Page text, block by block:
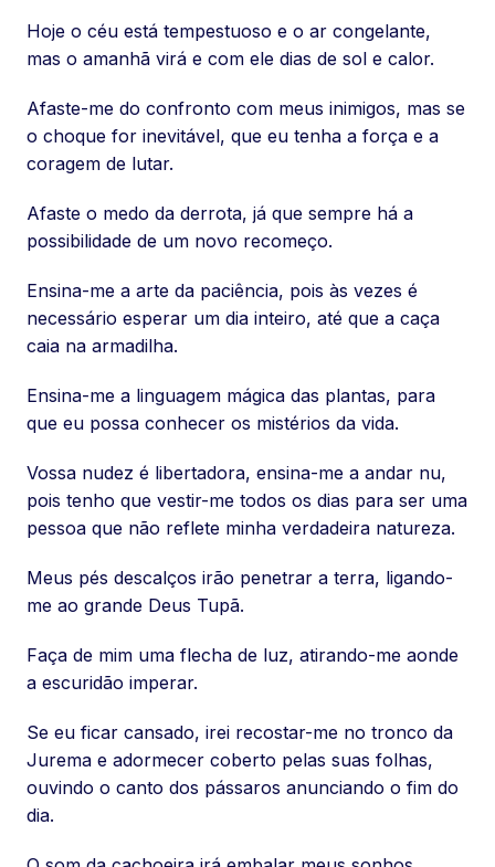
Hoje o céu está tempestuoso e o ar congelante,
mas o amanhã virá e com ele dias de sol e calor.
Afaste-me do confronto com meus inimigos, mas se
o choque for inevitável, que eu tenha a força e a
coragem de lutar.
Afaste o medo da derrota, já que sempre há a
possibilidade de um novo recomeço.
Ensina-me a arte da paciência, pois às vezes é
necessário esperar um dia inteiro, até que a caça
caia na armadilha.
Ensina-me a linguagem mágica das plantas, para
que eu possa conhecer os mistérios da vida.
Vossa nudez é libertadora, ensina-me a andar nu,
pois tenho que vestir-me todos os dias para ser uma
pessoa que não reflete minha verdadeira natureza.
Meus pés descalços irão penetrar a terra, ligando-
me ao grande Deus Tupã.
Faça de mim uma flecha de luz, atirando-me aonde
a escuridão imperar.
Se eu ficar cansado, irei recostar-me no tronco da
Jurema e adormecer coberto pelas suas folhas,
ouvindo o canto dos pássaros anunciando o fim do
dia.